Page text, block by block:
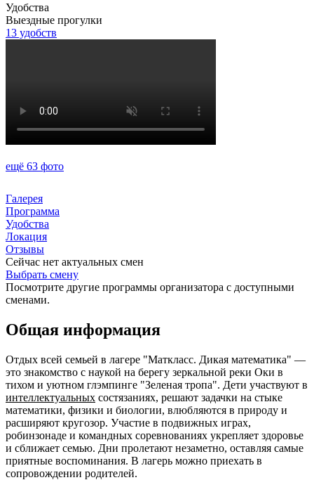
Удобства
Выездные прогулки
13 удобств
ещё 63 фото
Галерея
Программа
Удобства
Локация
Отзывы
Сейчас нет актуальных смен
Выбрать смену
Посмотрите другие программы организатора с доступными
сменами.
Общая информация
Отдых всей семьей в лагере "Маткласс. Дикая математика" —
это знакомство с наукой на берегу зеркальной реки Оки в
тихом и уютном глэмпинге "Зеленая тропа". Дети участвуют в
интеллектуальных состязаниях, решают задачки на стыке
математики, физики и биологии, влюбляются в природу и
расширяют кругозор. Участие в подвижных играх,
робинзонаде и командных соревнованиях укрепляет здоровье
и сближает семью. Дни пролетают незаметно, оставляя самые
приятные воспоминания. В лагерь можно приехать в
сопровождении родителей.